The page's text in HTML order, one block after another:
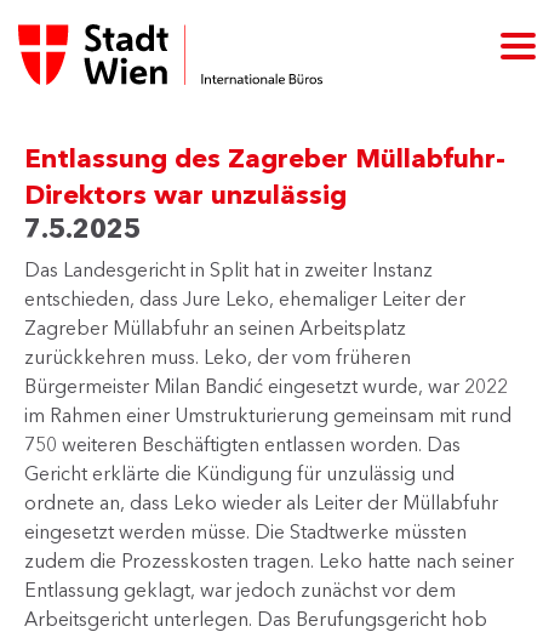
Entlassung des Zagreber Müllabfuhr-
Direktors war unzulässig
7.5.2025
​Das Landesgericht in Split hat in zweiter Instanz
entschieden, dass Jure Leko, ehemaliger Leiter der
Zagreber Müllabfuhr an seinen Arbeitsplatz
zurückkehren muss. Leko, der vom früheren
Bürgermeister Milan Bandić eingesetzt wurde, war 2022
im Rahmen einer Umstrukturierung gemeinsam mit rund
750 weiteren Beschäftigten entlassen worden. Das
Gericht erklärte die Kündigung für unzulässig und
ordnete an, dass Leko wieder als Leiter der Müllabfuhr
eingesetzt werden müsse. Die Stadtwerke müssten
zudem die Prozesskosten tragen. Leko hatte nach seiner
Entlassung geklagt, war jedoch zunächst vor dem
Arbeitsgericht unterlegen. Das Berufungsgericht hob